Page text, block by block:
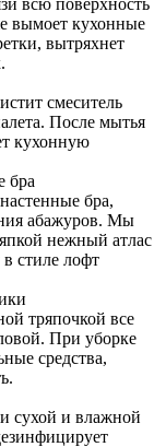
вымоет кухонные
вытряхнет
смеситель
После мытья
кухонную
бра
бра,
абажуров. Мы
нежный атлас
стиле лофт
тряпочкой все
При уборке
средства,
сухой и влажной